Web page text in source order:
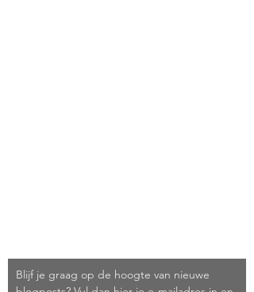
Blijf je graag op de hoogte van nieuwe